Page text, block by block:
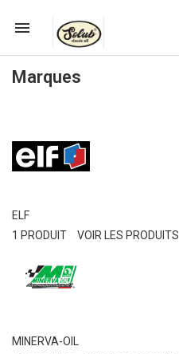

Marques
ELF
1 PRODUIT
VOIR LES PRODUITS
MINERVA-OIL